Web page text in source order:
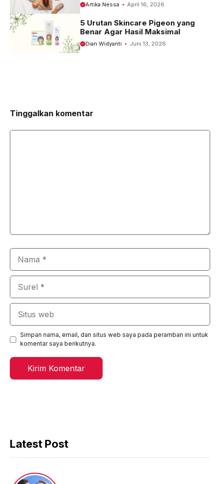
Artika Nessa April 16, 2026
5 Urutan Skincare Pigeon yang
Benar Agar Hasil Maksimal
Dian Widyanti Juni 13, 2026
Tinggalkan komentar
Simpan nama, email, dan situs web saya pada peramban ini untuk
komentar saya berikutnya.
Latest Post